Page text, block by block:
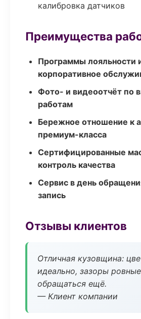
калибровка датчиков
Преимущества
Программы лояльности
корпоративное
Фото- и видеоотчёт по
работам
Бережное отношение к
премиум-класса
Сертифицированные
контроль качества
Сервис в день
запись
Отзывы клиентов
Отличная кузовщина:
идеально, зазоры
обращаться ещё.
— Клиент компании